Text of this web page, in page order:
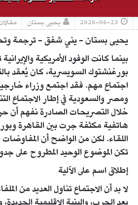
2026-06-23 يحيى بستان
يحيى بستان - يني شفق - ترجمة
بينما كانت الوفود الأمريكية
بورغنشتوك السويسرية، كان يُعقد
اجتماع مهم. فقد اجتمع وزراء
ومصر والسعودية في إطار الاجتماع
خلال التصريحات الصادرة نفهم أن
هاتفية مكثفة جرت بين القاهرة
اللقاء. لكن من الواضح أن المفاوضات
تكن الموضوع الوحيد المطروح على
إطلاق اسم على الآلية
لا بد أن الاجتماع تناول العديد من